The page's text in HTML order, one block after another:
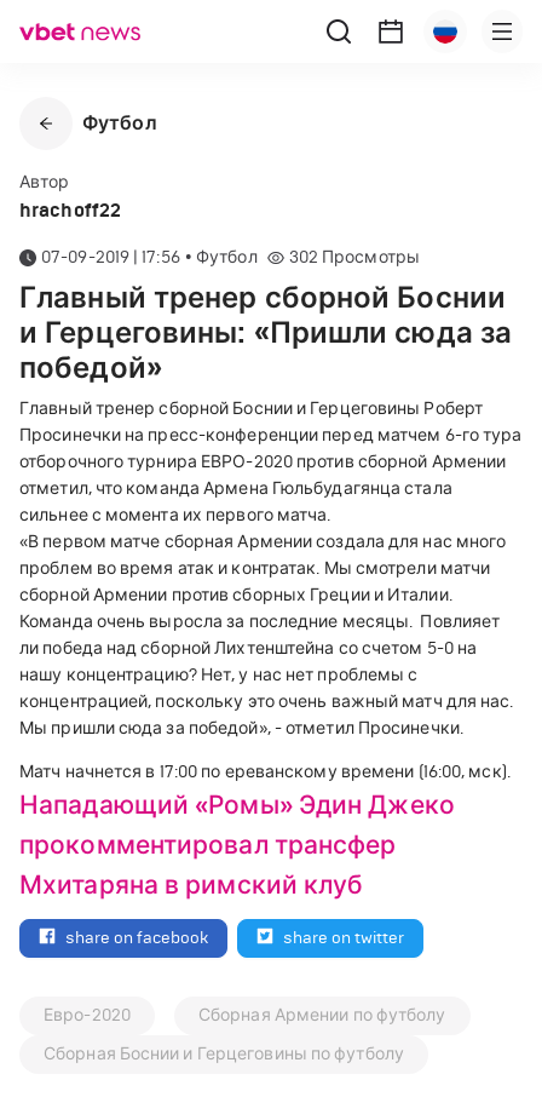
Футбол
Автор
hrachoff22
07-09-2019 | 17:56 • Футбол 302 Просмотры
Главный тренер сборной Боснии
и Герцеговины: «Пришли сюда за
победой»
Главный тренер сборной Боснии и Герцеговины Роберт
Просинечки на пресс-конференции перед матчем 6-го тура
отборочного турнира ЕВРО-2020 против сборной Армении
отметил, что команда Армена Гюльбудагянца стала
сильнее с момента их первого матча.
«В первом матче сборная Армении создала для нас много
проблем во время атак и контратак. Мы смотрели матчи
сборной Армении против сборных Греции и Италии.
Команда очень выросла за последние месяцы. Повлияет
ли победа над сборной Лихтенштейна со счетом 5-0 на
нашу концентрацию? Нет, у нас нет проблемы с
концентрацией, поскольку это очень важный матч для нас.
Мы пришли сюда за победой», - отметил Просинечки.
Матч начнется в 17:00 по ереванскому времени (16:00, мск).
Нападающий «Ромы» Эдин Джеко
прокомментировал трансфер
Мхитаряна в римский клуб
share on facebook share on twitter
Евро-2020
Сборная Армении по футболу
Сборная Боснии и Герцеговины по футболу